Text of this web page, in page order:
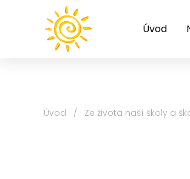
Úvod
Úvod / Ze života naší školy a